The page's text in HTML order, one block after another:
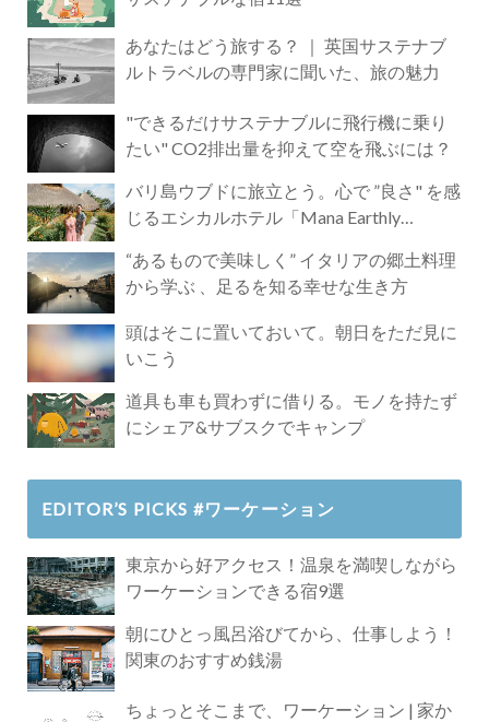
あなたはどう旅する？ ｜ 英国サステナブ
ルトラベルの専門家に聞いた、旅の魅力
"できるだけサステナブルに飛行機に乗り
たい" CO2排出量を抑えて空を飛ぶには？
バリ島ウブドに旅立とう。心で ”良さ" を感
じるエシカルホテル「Mana Earthly
“あるもので美味しく” イタリアの郷土料理
から学ぶ 、足るを知る幸せな生き方
頭はそこに置いておいて。朝日をただ見に
いこう
道具も車も買わずに借りる。モノを持たず
にシェア&サブスクでキャンプ
EDITOR’S PICKS #ワーケーション
東京から好アクセス！温泉を満喫しながら
ワーケーションできる宿9選
朝にひとっ風呂浴びてから、仕事しよう！
関東のおすすめ銭湯
ちょっとそこまで、ワーケーション | 家か